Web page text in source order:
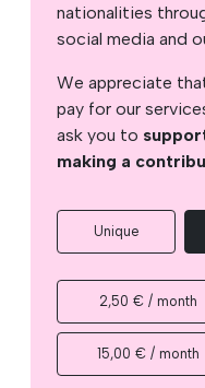
nationalities
social media and
We appreciate
pay for our
ask you to
making a
Unique
2,50 € / month
15,00 € / month